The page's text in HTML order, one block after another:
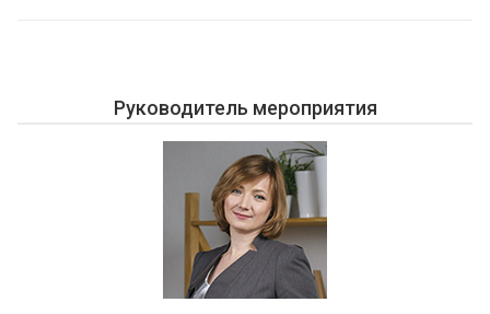
Руководитель мероприятия